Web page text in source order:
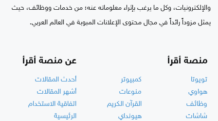
والإلكترونيات، وكل ما يرغب بإثراء معلوماته عنه؛ من خدمات ووظائف، حيث
يمثل مزوداً رائداً في مجال محتوى الإعلانات المبوبة في العالم العربي.
منصة أقرأ
تويوتا
كمبيوتر
هواوي
منوعات
وظائف
القرآن الكريم
شاشات
هيونداي
عن منصة أقرأ
أحدث المقالات
أشهر المقالات
اتفاقية الاستخدام
الرئيسية